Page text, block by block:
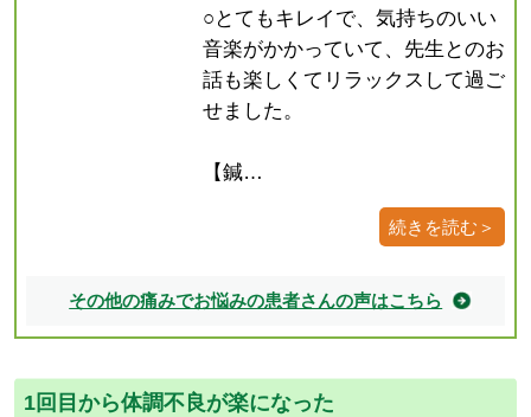
○とてもキレイで、気持ちのいい
音楽がかかっていて、先生とのお
話も楽しくてリラックスして過ご
せました。
【鍼…
続きを読む＞
その他の痛みでお悩みの患者さんの声はこちら
1回目から体調不良が楽になった